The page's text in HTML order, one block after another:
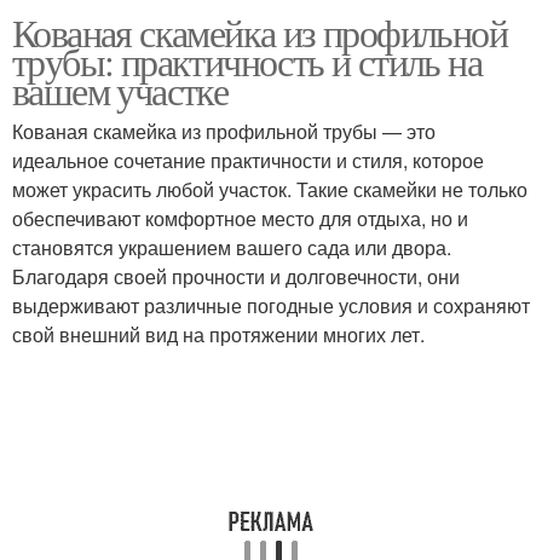
Кованая скамейка из профильной
трубы: практичность и стиль на
вашем участке
Кованая скамейка из профильной трубы — это
идеальное сочетание практичности и стиля, которое
может украсить любой участок. Такие скамейки не только
обеспечивают комфортное место для отдыха, но и
становятся украшением вашего сада или двора.
Благодаря своей прочности и долговечности, они
выдерживают различные погодные условия и сохраняют
свой внешний вид на протяжении многих лет.